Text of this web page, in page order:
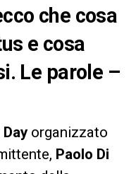
che cosa
e cosa
Le parole –
organizzato
Paolo Di